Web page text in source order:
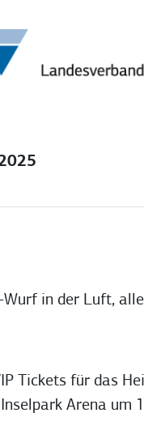
in der Luft,
Tickets für das
Arena um